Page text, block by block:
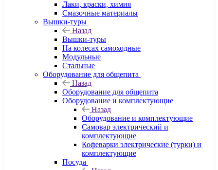
Лаки, краски, химия
Смазочные материалы
Вышки-туры
Назад
Вышки-туры
На колесах самоходные
Модульные
Стальные
Оборудование для общепита
Назад
Оборудование для общепита
Оборудование и комплектующие
Назад
Оборудование и комплектующие
Самовар электрический и
комплектующие
Кофеварки электрические (турки) и
комплектующие
Посуда